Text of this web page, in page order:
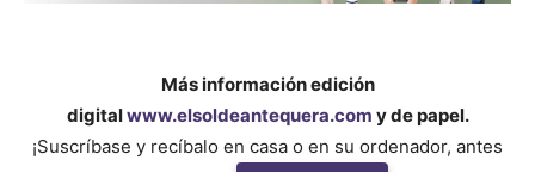
Más información edición
digitalwww.elsoldeantequera.com y de papel.
¡Suscríbase y recíbalo en casa o en su ordenador, antes